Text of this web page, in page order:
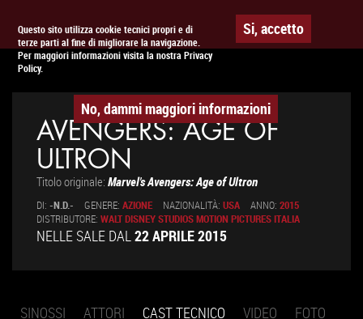
Questo sito utilizza cookie tecnici propri e di
terze parti al fine di migliorare la navigazione.
Per maggiori informazioni visita la nostra Privacy
Policy.
Si, accetto
No, dammi maggiori informazioni
APPUNTAMENTO AL CINEMA
AVENGERS: AGE OF
ULTRON
Titolo originale: Marvel's Avengers: Age of Ultron
DI: -N.D.- GENERE: AZIONE NAZIONALITÀ: USA ANNO: 2015
DISTRIBUTORE: WALT DISNEY STUDIOS MOTION PICTURES ITALIA
NELLE SALE DAL22 APRILE 2015
SINOSSI ATTORI CAST TECNICO (SCHEDA
VIDEO FOTO